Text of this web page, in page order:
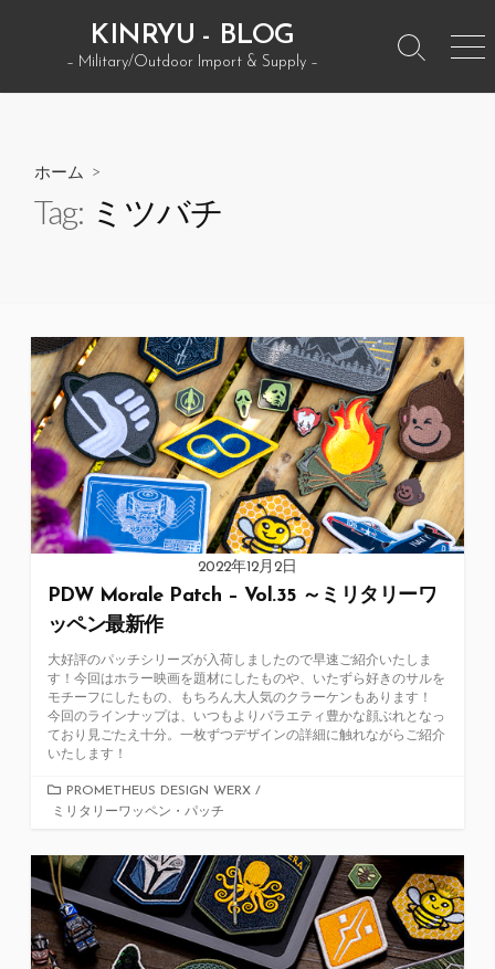
ン
KINRYU - BLOG
– Military/Outdoor Import & Supply –
検
メ
ホーム >
Tag: ミツバチ
2022年12月2日
PDW Morale Patch – Vol.35 ～ミリタリーワ
ッペン最新作
大好評のパッチシリーズが入荷しましたので早速ご紹介いたしま
す！今回はホラー映画を題材にしたものや、いたずら好きのサルを
モチーフにしたもの、もちろん大人気のクラーケンもあります！
今回のラインナップは、いつもよりバラエティ豊かな顔ぶれとなっ
ており見ごたえ十分。一枚ずつデザインの詳細に触れながらご紹介
いたします！
カ
テ
リ
ー
PROMETHEUS DESIGN WERX /
ミリタリーワッペン・パッチ